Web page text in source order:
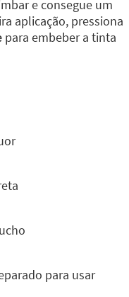
e consegue um
aplicação, pressiona
para embeber a tinta
para usar